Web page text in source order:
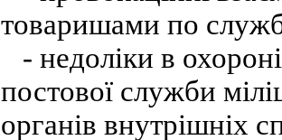
товаришами по
- недоліки в
постової служби
органів внутрішніх